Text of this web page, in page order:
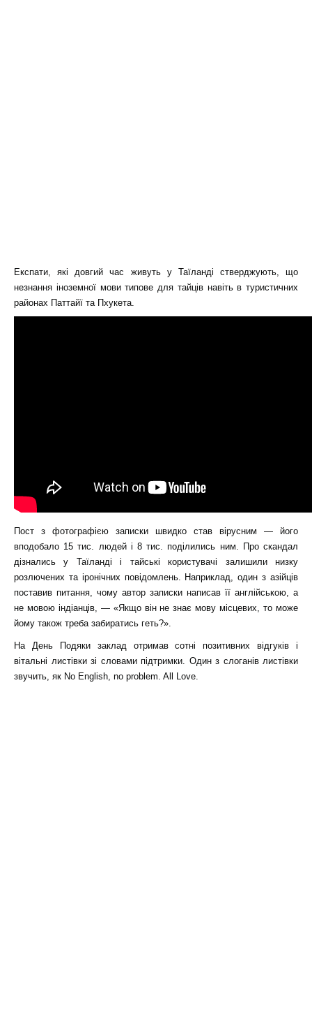
Експати, які довгий час живуть у Таїланді стверджують, що
незнання іноземної мови типове для тайців навіть в туристичних
районах Паттайї та Пхукета.
Пост з фотографією записки швидко став вірусним — його
вподобало 15 тис. людей і 8 тис. поділились ним. Про скандал
дізнались у Таїланді і тайські користувачі залишили низку
розлючених та іронічних повідомлень. Наприклад, один з азійців
поставив питання, чому автор записки написав її англійською, а
не мовою індіанців, — «Якщо він не знає мову місцевих, то може
йому також треба забиратись геть?».
На День Подяки заклад отримав сотні позитивних відгуків і
вітальні листівки зі словами підтримки. Один з слоганів листівки
звучить, як No English, no problem. All Love.